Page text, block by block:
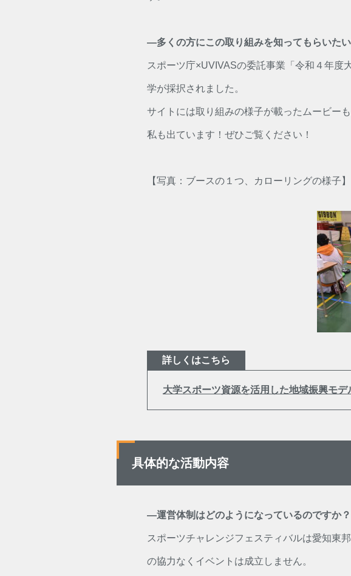
―多くの方にこの取り組みを知ってもらいた
スポーツ庁×UVIVASの委託事業「令和４年度
学が採択されました。
サイトには取り組みの様子が載ったムービーも
私も出ています！ぜひご覧ください！
【写真：ブースの１つ、カローリングの様子】
詳しくはこちら
大学スポーツ資源を活用した地域振興モデ
具体的な活動内容
―運営体制はどのようになっているのですか？
スポーツチャレンジフェスティバルは愛知東
の協力なくイベントは成立しません。